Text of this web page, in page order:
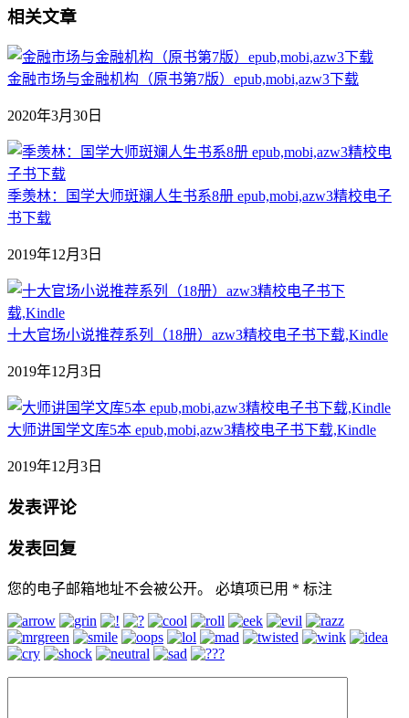
相关文章
金融市场与金融机构（原书第7版）epub,mobi,azw3下载
2020年3月30日
季羡林：国学大师斑斓人生书系8册 epub,mobi,azw3精校电子
书下载
2019年12月3日
十大官场小说推荐系列（18册）azw3精校电子书下载,Kindle
2019年12月3日
大师讲国学文库5本 epub,mobi,azw3精校电子书下载,Kindle
2019年12月3日
发表评论
发表回复
您的电子邮箱地址不会被公开。 必填项已用 * 标注